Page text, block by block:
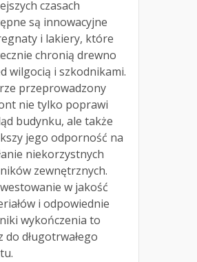
czasach
są innowacyjne
i lakiery, które
chronią drewno
wilgocią i szkodnikami.
przeprowadzony
nie tylko poprawi
budynku, ale także
jego odporność na
niekorzystnych
zewnętrznych.
w jakość
i odpowiednie
wykończenia to
do długotrwałego